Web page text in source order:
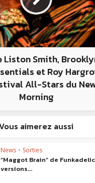
Liston Smith,
et Roy
All-Stars du
Morning
aimerez aussi
News • Sorties
“Maggot Brain” de
versions...